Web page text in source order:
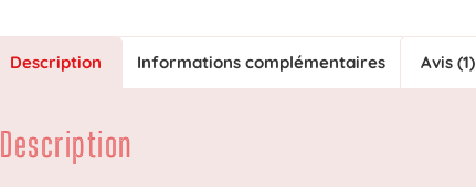
Description Informations complémentaires Avis (1)
Description